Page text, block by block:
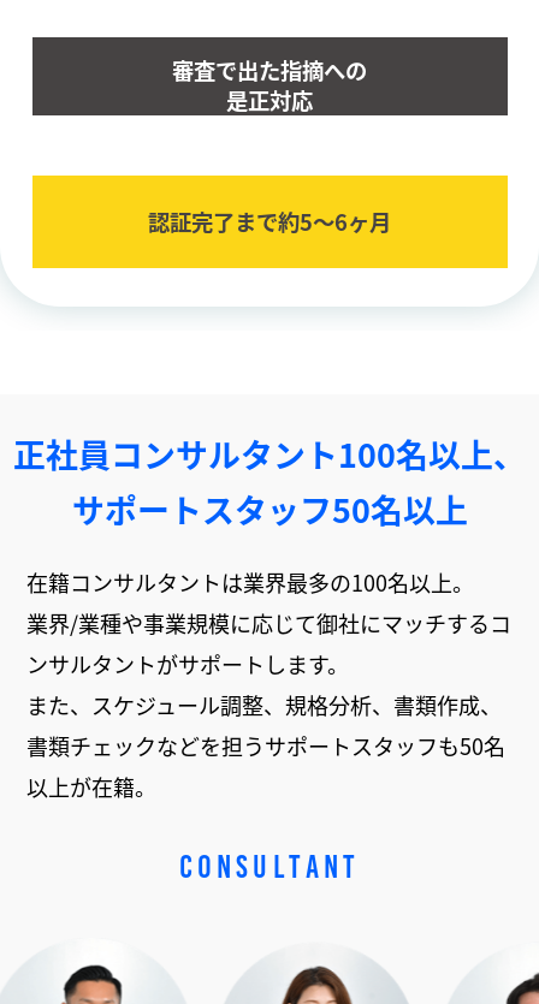
審査で出た指摘への
是正対応
認証完了まで約5〜6ヶ⽉
正社員コンサルタント100名以上、
サポートスタッフ50名以上
在籍コンサルタントは業界最多の100名以上。
業界/業種や事業規模に応じて御社にマッチするコ
ンサルタントがサポートします。
また、スケジュール調整、規格分析、書類作成、
書類チェックなどを担うサポートスタッフも50名
以上が在籍。
CONSULTANT